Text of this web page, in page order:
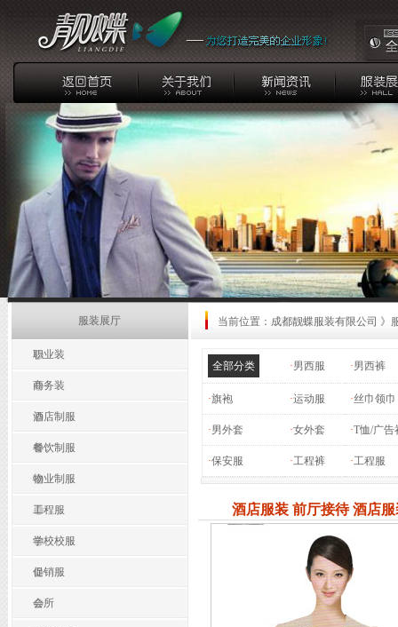
服装展厅
职业装
商务装
酒店制服
餐饮制服
物业制服
工程服
学校校服
促销服
会所
当前位置： 成都靓蝶服装有限公司 》
全部分类 ·男西服 ·男西裤
·旗袍 ·运动服 ·丝巾领巾
·男外套 ·女外套 ·T恤/广告
·保安服 ·工程裤 ·工程服
酒店服装 前厅接待 酒店